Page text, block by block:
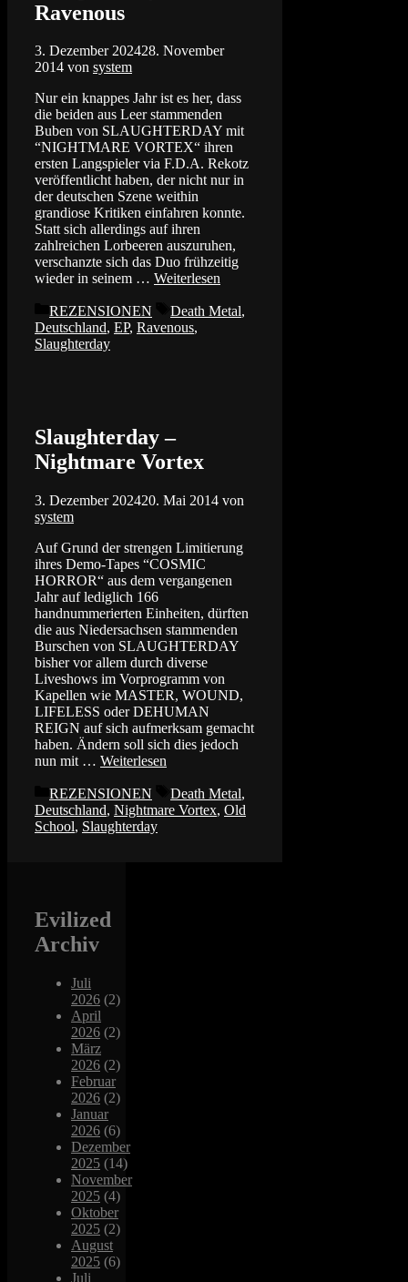
Ravenous
3. Dezember 202428. November
2014 von system
Nur ein knappes Jahr ist es her, dass
die beiden aus Leer stammenden
Buben von SLAUGHTERDAY mit
“NIGHTMARE VORTEX“ ihren
ersten Langspieler via F.D.A. Rekotz
veröffentlicht haben, der nicht nur in
der deutschen Szene weithin
grandiose Kritiken einfahren konnte.
Statt sich allerdings auf ihren
zahlreichen Lorbeeren auszuruhen,
verschanzte sich das Duo frühzeitig
wieder in seinem … Weiterlesen
Kategorien
REZENSIONEN Schlagwörter
Death Metal,
Deutschland, EP, Ravenous,
Slaughterday
Slaughterday –
Nightmare Vortex
3. Dezember 202420. Mai 2014 von
system
Auf Grund der strengen Limitierung
ihres Demo-Tapes “COSMIC
HORROR“ aus dem vergangenen
Jahr auf lediglich 166
handnummerierten Einheiten, dürften
die aus Niedersachsen stammenden
Burschen von SLAUGHTERDAY
bisher vor allem durch diverse
Liveshows im Vorprogramm von
Kapellen wie MASTER, WOUND,
LIFELESS oder DEHUMAN
REIGN auf sich aufmerksam gemacht
haben. Ändern soll sich dies jedoch
nun mit … Weiterlesen
Kategorien
REZENSIONEN Schlagwörter
Death Metal,
Deutschland, Nightmare Vortex, Old
School, Slaughterday
Evilized
Archiv
Juli
2026 (2)
April
2026 (2)
März
2026 (2)
Februar
2026 (2)
Januar
2026 (6)
Dezember
2025 (14)
November
2025 (4)
Oktober
2025 (2)
August
2025 (6)
Juli